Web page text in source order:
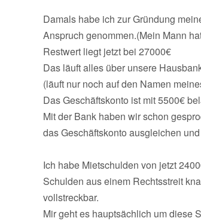
Damals habe ich zur Gründung
Anspruch genommen.(Mein Mann
Restwert liegt jetzt bei 27000€
Das läuft alles über unsere
(läuft nur noch auf den Namen
Das Geschäftskonto ist mit 5500€
Mit der Bank haben wir schon
das Geschäftskonto ausgleichen
Ich habe Mietschulden von jetzt
Schulden aus einem Rechtsstreit
vollstreckbar.
Mir geht es hauptsächlich um diese